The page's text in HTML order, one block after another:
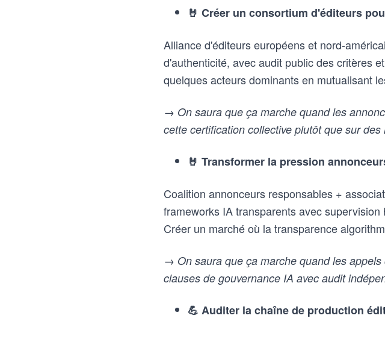
🤘 Créer un consortium d'éditeurs
Alliance d'éditeurs européens et nord-
d'authenticité, avec audit public des critères
quelques acteurs dominants en mutualisant
→ On saura que ça marche quand les
cette certification collective plutôt que sur
🤘 Transformer la pression
Coalition annonceurs responsables +
frameworks IA transparents avec
Créer un marché où la transparence
→ On saura que ça marche quand les
clauses de gouvernance IA avec audit
💪 Auditer la chaîne de production